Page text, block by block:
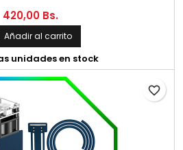
420,00 Bs.
Añadir al carrito
unidades en stock
favorite_border